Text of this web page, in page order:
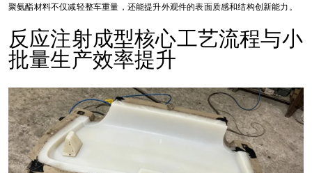
聚氨酯材料不仅减轻整车重量，还能提升外观件的表面质感和结构创新能力。
反应注射成型核心工艺流程与小
批量生产效率提升